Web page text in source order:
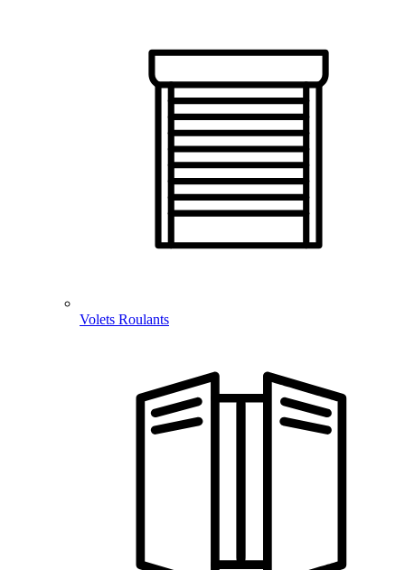
Volets Roulants